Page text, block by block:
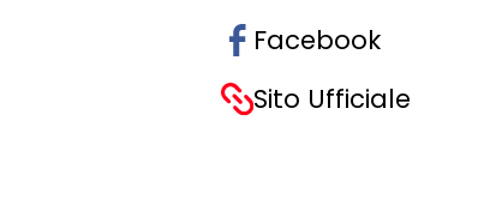
Facebook
Sito Ufficiale